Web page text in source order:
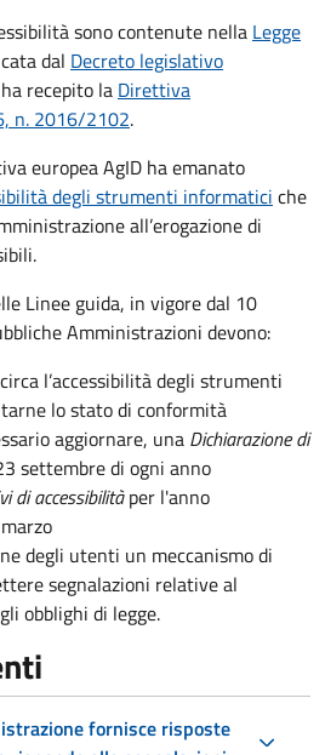
sono contenute nella Legge
dal Decreto legislativo
recepito la Direttiva
n. 2016/2102.
europea AgID ha emanato
degli strumenti informatici che
all’erogazione di
Linee guida, in vigore dal 10
Amministrazioni devono:
l’accessibilità degli strumenti
lo stato di conformità
aggiornare, una Dichiarazione di
settembre di ogni anno
di accessibilitàper l'anno
degli utenti un meccanismo di
segnalazioni relative al
obblighi di legge.
fornisce risposte